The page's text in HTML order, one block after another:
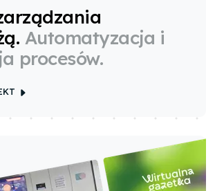
. Automatyzacja i
procesów.